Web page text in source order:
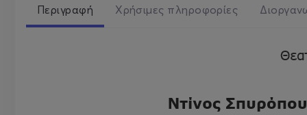
Περιγραφή Χρήσιμες πληροφορίες